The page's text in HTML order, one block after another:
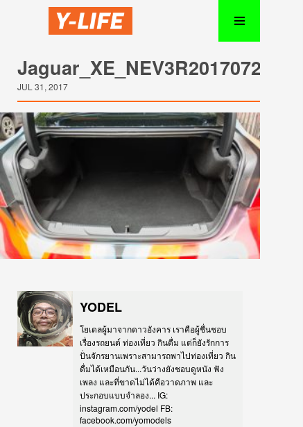
Jaguar_XE_NEV3R20170723_14
JUL 31, 2017
YODEL
โยเดลผู้มาจากดาวอังคาร เราคือผู้ชื่นชอบ
เรื่องรถยนต์ ท่องเที่ยว กินดื่ม แต่ก็ยังรักการ
ปั่นจักรยานเพราะสามารถพาไปท่องเที่ยว กิน
ดื่มได้เหมือนกัน...วันว่างยังชอบดูหนัง ฟัง
เพลง และที่ขาดไม่ได้คือวาดภาพ และ
ประกอบแบบจำลอง... IG:
instagram.com/yodel FB:
facebook.com/yomodels